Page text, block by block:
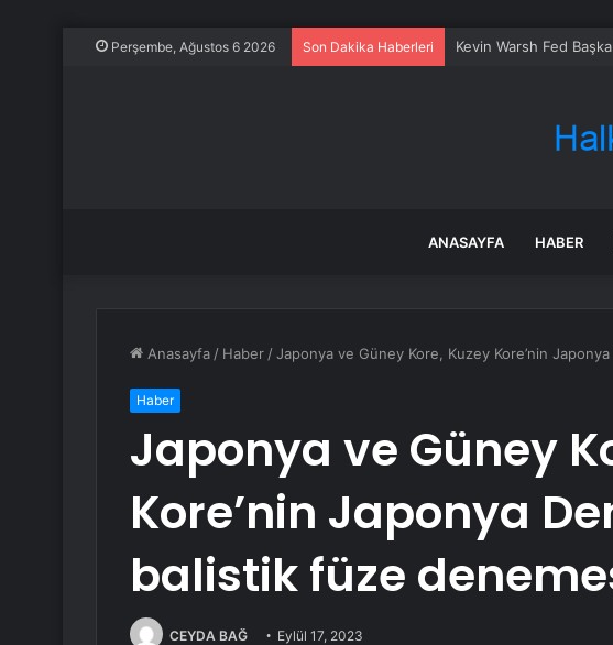
Perşembe, Ağustos 6 2026 Son Dakika Haberleri Kevin Warsh Fed
ANASAYFA HABER
Anasayfa / Haber /Japonya ve Güney Kore, Kuzey Kore’nin
Haber
Japonya ve Güney
Kore’nin Japonya
balistik füze
CEYDA BAĞ Eylül 17, 2023